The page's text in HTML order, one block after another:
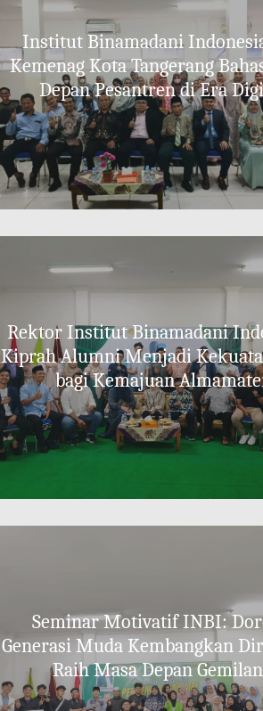
Institut Binamadani
Kemenag Kota Tangerang
Depan Pesantren di Era
Rektor Institut Binamadani
Kiprah Alumni Menjadi
bagi Kemajuan
Seminar Motivatif INBI:
Generasi Muda Kembangkan
Raih Masa Depan